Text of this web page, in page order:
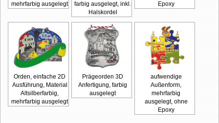
mehrfarbig ausgelegt
farbig ausgelegt, inkl.
Halskordel
Epoxy
Orden, einfache 2D
Ausführung, Material
Altsilberfarbig,
mehrfarbig ausgelegt
Prägeorden 3D
Anfertigung, farbig
ausgelegt
aufwendige
Außenform,
mehrfarbig
ausgelegt, ohne
Epoxy